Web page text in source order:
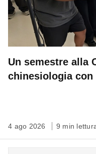
Un semestre alla
chinesiologia
4 ago 2026 9 min